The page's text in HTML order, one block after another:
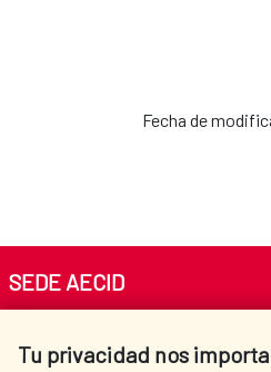
Fecha de
Tu privacidad nos importa
SEDE AECID
Tel. +34 900 20 30 54​​​​​​​